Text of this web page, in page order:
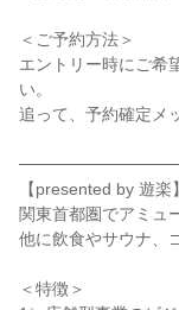
＜ご予約方法＞
エントリー時にご希
い。
追って、予約確定メ
【presented by 遊楽】
関東首都圏でアミュ
他に飲食やサウナ、
＜特徴＞